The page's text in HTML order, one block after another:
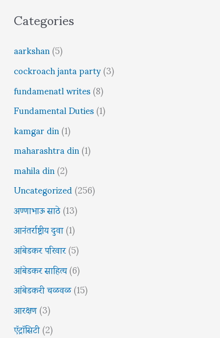
Categories
aarkshan(5)
cockroach janta party(3)
fundamenatl writes(8)
Fundamental Duties(1)
kamgar din(1)
maharashtra din(1)
mahila din(2)
Uncategorized(256)
अण्णाभाऊ साठे(13)
आनंतर्राष्ट्रीय दुवा(1)
आंबेडकर परिवार(5)
आंबेडकर साहित्य(6)
आंबेडकरी चळवळ(15)
आरक्षण(3)
ऍट्रॉसिटी(2)